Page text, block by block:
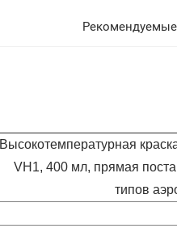
Высокотемпературная
VH1, 400 мл, прямая
типов